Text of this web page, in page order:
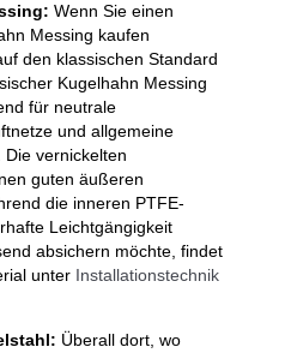
Wenn Sie einen
Messing kaufen
den klassischen Standard
Kugelhahn Messing
für neutrale
und allgemeine
vernickelten
guten äußeren
die inneren PTFE-
Leichtgängigkeit
absichern möchte, findet
unter Installationstechnik
Überall dort, wo